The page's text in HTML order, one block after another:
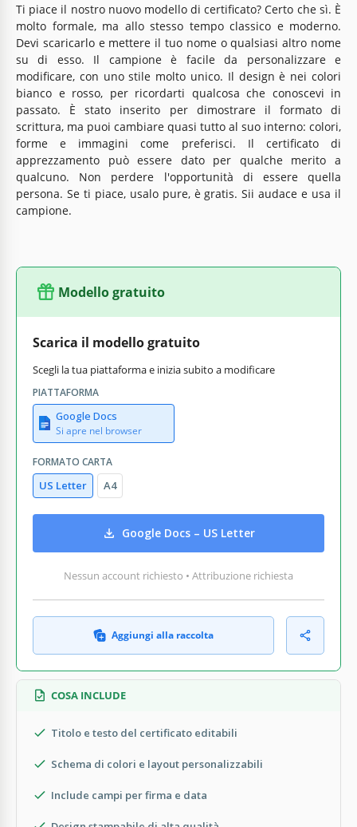
Ti piace il nostro nuovo modello di certificato? Certo che sì. È
molto formale, ma allo stesso tempo classico e moderno.
Devi scaricarlo e mettere il tuo nome o qualsiasi altro nome
su di esso. Il campione è facile da personalizzare e
modificare, con uno stile molto unico. Il design è nei colori
bianco e rosso, per ricordarti qualcosa che conoscevi in
passato. È stato inserito per dimostrare il formato di
scrittura, ma puoi cambiare quasi tutto al suo interno: colori,
forme e immagini come preferisci. Il certificato di
apprezzamento può essere dato per qualche merito a
qualcuno. Non perdere l'opportunità di essere quella
persona. Se ti piace, usalo pure, è gratis. Sii audace e usa il
campione.
Modello gratuito
Scarica il modello gratuito
Scegli la tua piattaforma e inizia subito a modificare
PIATTAFORMA
Google Docs
Si apre nel browser
FORMATO CARTA
US Letter A4
Google Docs – US Letter
Nessun account richiesto • Attribuzione richiesta
Aggiungi alla raccolta
COSA INCLUDE
Titolo e testo del certificato editabili
Schema di colori e layout personalizzabili
Include campi per firma e data